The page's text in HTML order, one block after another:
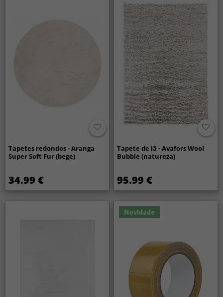
Tapetes redondos - Aranga
Super Soft Fur (bege)
34.99 €
Tapete de lã - Avafors Wool
Bubble (natureza)
95.99 €
Novidade